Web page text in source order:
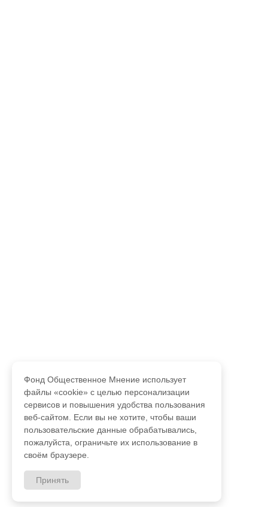
Фонд Общественное Мнение использует
файлы «cookie» с целью персонализации
сервисов и повышения удобства пользования
веб-сайтом. Если вы не хотите, чтобы ваши
пользовательские данные обрабатывались,
пожалуйста, ограничьте их использование в
своём браузере.
Принять